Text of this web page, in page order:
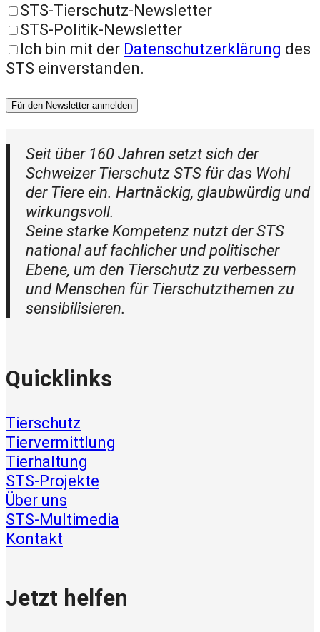
STS-Tierschutz-Newsletter
STS-Politik-Newsletter
Ich bin mit der Datenschutzerklärung des
STS einverstanden.
Für den Newsletter anmelden
Seit über 160 Jahren setzt sich der
Schweizer Tierschutz STS für das Wohl
der Tiere ein. Hartnäckig, glaubwürdig und
wirkungsvoll.
Seine starke Kompetenz nutzt der STS
national auf fachlicher und politischer
Ebene, um den Tierschutz zu verbessern
und Menschen für Tierschutzthemen zu
sensibilisieren.
Quicklinks
Tierschutz
Tiervermittlung
Tierhaltung
STS-Projekte
Über uns
STS-Multimedia
Kontakt
Jetzt helfen